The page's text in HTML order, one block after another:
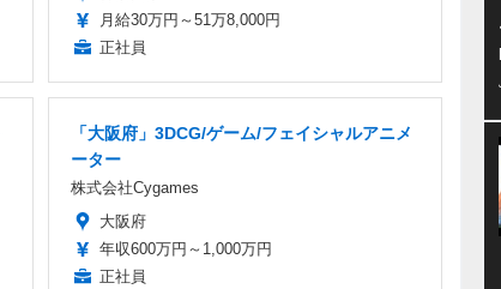
月給30万円～51万8,000円
正社員
「大阪府」3DCG/ゲーム/フェイシャルアニメ
ーター
株式会社Cygames
大阪府
年収600万円～1,000万円
正社員